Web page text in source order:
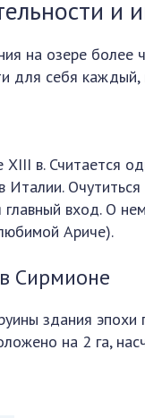
и
на озере более
для себя каждый,
в. Считается
Италии.
вход. О
Ариче).
Сирмионе
здания эпохи
на 2 га,